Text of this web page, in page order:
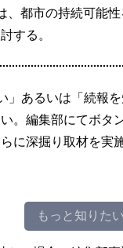
、都市の持続可能
する。
」あるいは「続報
。編集部にてボタ
に深掘り取材を実
もっと知りたい